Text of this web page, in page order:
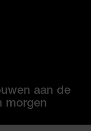
aan de
morgen